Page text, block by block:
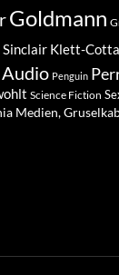
Goldmann
Sinclair Klett-Cotta
Penguin
Science Fiction
Medien,